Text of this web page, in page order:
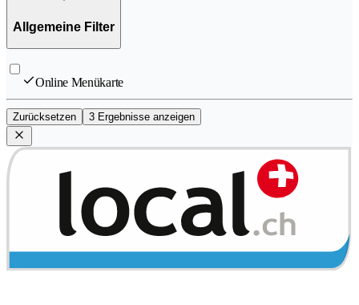
Allgemeine Filter
Online Menükarte
Zurücksetzen 3 Ergebnisse anzeigen